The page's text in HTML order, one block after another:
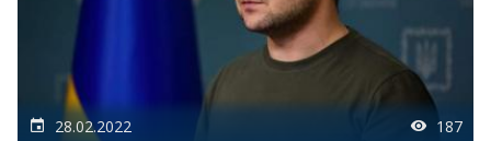
28.02.2022 187